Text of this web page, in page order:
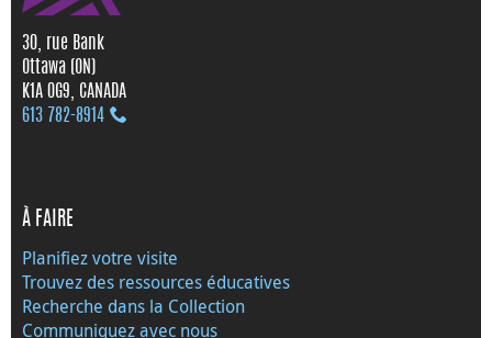
30, rue Bank
Ottawa (ON)
K1A 0G9, CANADA
613 782‑8914
À FAIRE
Planifiez votre visite
Trouvez des ressources éducatives
Recherche dans la Collection
Communiquez avec nous